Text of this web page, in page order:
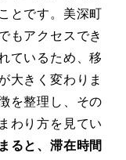
とです。美深町
もアクセスでき
ているため、移
大きく変わりま
を整理し、その
わり方を見てい
ると、滞在時間